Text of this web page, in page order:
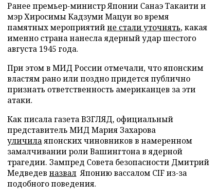
Ранее премьер-министр Японии Санаэ Такаити и
мэр Хиросимы Кадзуми Мацуи во время
памятных мероприятийне стали уточнять, какая
именно страна нанесла ядерный удар шестого
августа 1945 года.
При этом в МИД России отмечали, что японским
властям рано или поздно придется публично
признать ответственность американцев за эти
атаки.
Как писала газета ВЗГЛЯД, официальный
представитель МИД Мария Захарова
уличилаяпонских чиновников в намеренном
замалчивании роли Вашингтона в ядерной
трагедии. Зампред Совета безопасности Дмитрий
Медведев назвал Японию вассалом CIF из-за
подобного поведения.